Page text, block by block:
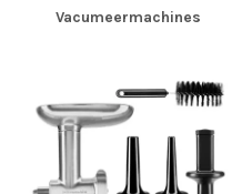
Vacumeermachines